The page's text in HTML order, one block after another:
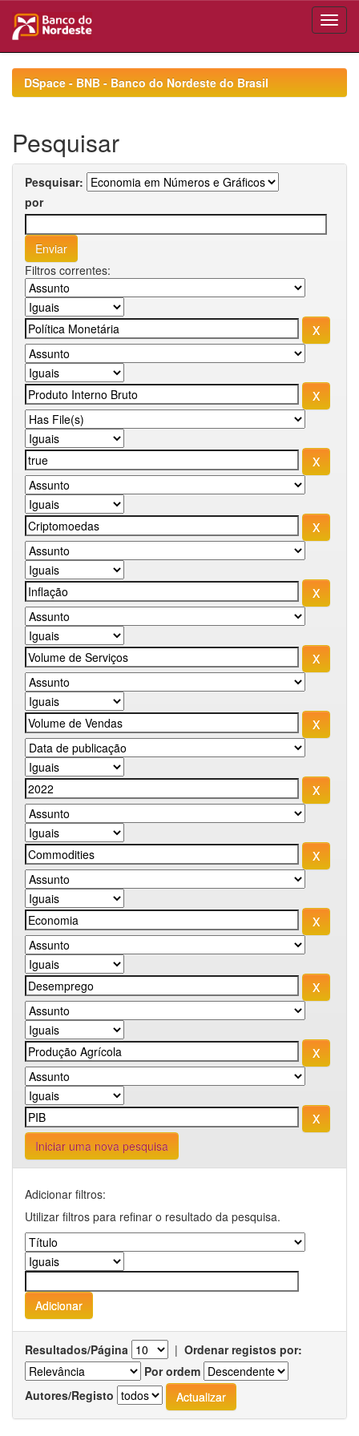
navigationDSpace - BNB - Banco do Nordeste do Brasil
Pesquisar
Pesquisar:
por
Filtros correntes:
Iniciar uma nova pesquisa
Adicionar filtros:
Utilizar filtros para refinar o resultado da pesquisa.
Resultados/Página | Ordenar registos por:
Por ordem
Autores/Registo